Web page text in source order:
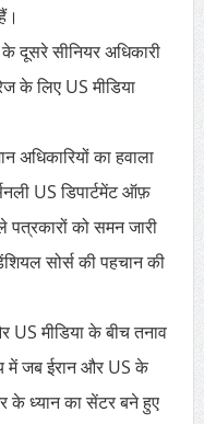
दूसरे सीनियर अधिकारी
के लिए US मीडिया
अधिकारियों का हवाला
US डिपार्टमेंट ऑफ़
पत्रकारों को समन जारी
सोर्स की पहचान की
US मीडिया के बीच तनाव
में जब ईरान और US के
के ध्यान का सेंटर बने हुए